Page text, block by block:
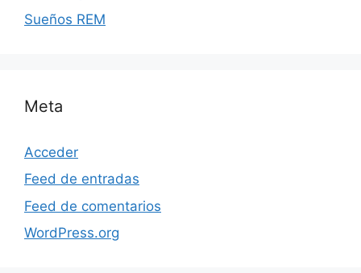
Sueños REM
Meta
Acceder
Feed de entradas
Feed de comentarios
WordPress.org